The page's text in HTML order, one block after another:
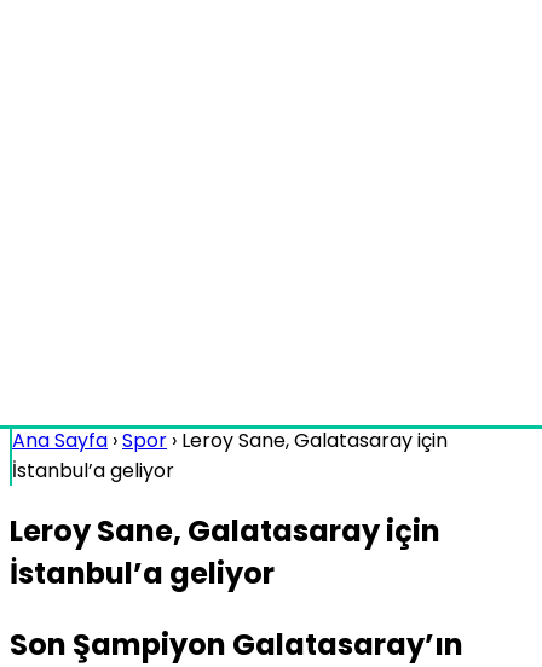
Ana Sayfa ›Spor › Leroy Sane, Galatasaray için
İstanbul’a geliyor
Leroy Sane, Galatasaray için
İstanbul’a geliyor
Son Şampiyon Galatasaray’ın